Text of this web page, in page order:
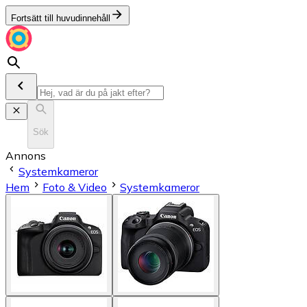
Fortsätt till huvudinnehåll
Sök
Annons
Systemkameror
Hem
Foto & Video Systemkameror